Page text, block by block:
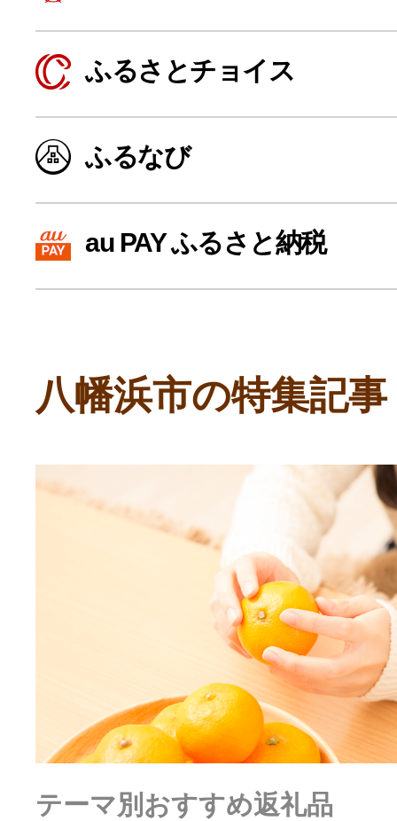
よく見られている返礼品
ふるさと納税徹底比較
給与所得者版
副業・パラレルワーカー
個人事業主・フリーラン
個人事業・フリーランス
ふるさと納税の基礎知識
10秒ぴったり診断
ふるさとチョイス
ふるなび
au PAY ふるさと納税
八幡浜市の特集記事
テーマ別おすすめ返礼品